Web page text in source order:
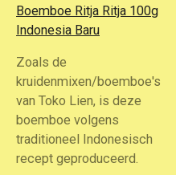
Boemboe Ritja Ritja 100g
Indonesia Baru
Zoals de
kruidenmixen/boemboe's
van Toko Lien, is deze
boemboe volgens
traditioneel Indonesisch
recept geproduceerd.